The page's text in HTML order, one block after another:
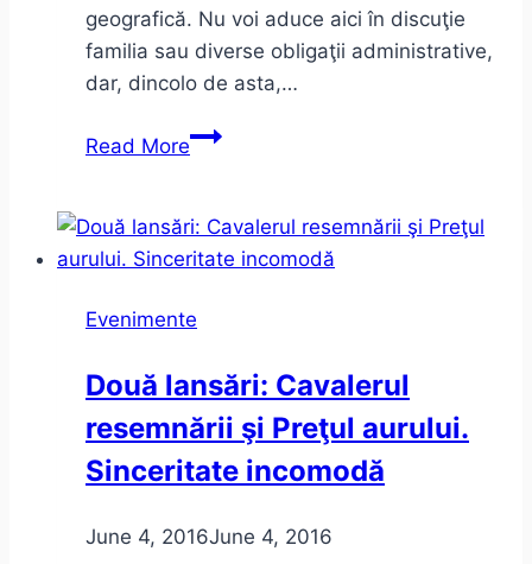
geografică. Nu voi aduce aici în discuţie
familia sau diverse obligaţii administrative,
dar, dincolo de asta,…
Read MoreCe
mai
găsit
să
în
Timişoara:
November
Notes
Social
Evenimente
Două lansări: Cavalerul
resemnării şi Preţul aurului.
Sinceritate incomodă
June 4, 2016June 4, 2016